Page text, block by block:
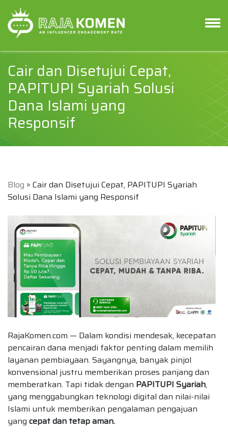
Cair dan Disetujui Cepat,
PAPITUPI Syariah Solusi
Dana Islami yang
Responsif
Blog » Cair dan Disetujui Cepat, PAPITUPI Syariah
Solusi Dana Islami yang Responsif
RajaKomen.com — Dalam kondisi mendesak, kecepatan
pencairan dana menjadi faktor penting dalam memilih
layanan pembiayaan. Sayangnya, banyak pinjol
konvensional justru memberikan proses panjang dan
memberatkan. Tapi tidak dengan PAPITUPI Syariah,
yang menggabungkan teknologi digital dan nilai-nilai
Islami untuk memberikan pengalaman pengajuan
yang cepat dan tetap aman.